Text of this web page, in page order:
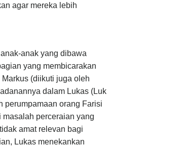
agar mereka lebih
anak yang dibawa
yang membicarakan
(diikuti juga oleh
dalam Lukas (Luk
perumpamaan orang Farisi
perceraian yang
amat relevan bagi
Lukas menekankan